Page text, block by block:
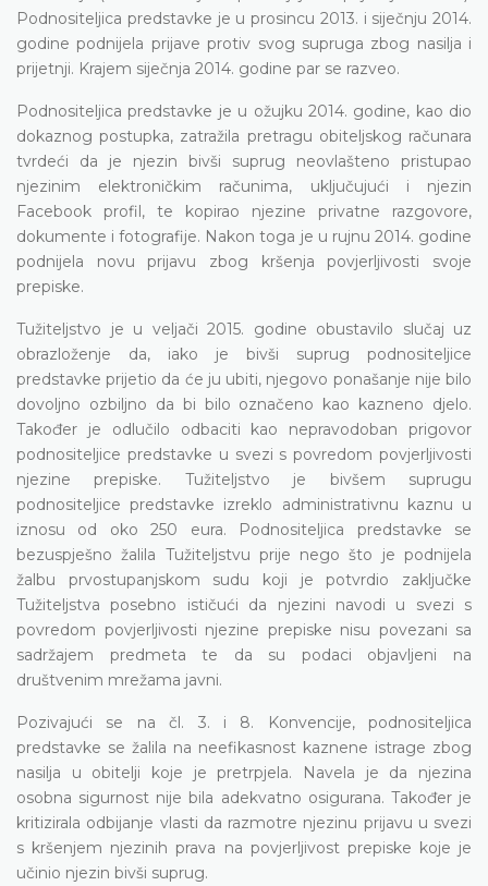
Podnositeljica predstavke je u prosincu 2013. i siječnju 2014.
godine podnijela prijave protiv svog supruga zbog nasilja i
prijetnji. Krajem siječnja 2014. godine par se razveo.
Podnositeljica predstavke je u ožujku 2014. godine, kao dio
dokaznog postupka, zatražila pretragu obiteljskog računara
tvrdeći da je njezin bivši suprug neovlašteno pristupao
njezinim elektroničkim računima, uključujući i njezin
Facebook profil, te kopirao njezine privatne razgovore,
dokumente i fotografije. Nakon toga je u rujnu 2014. godine
podnijela novu prijavu zbog kršenja povjerljivosti svoje
prepiske.
Tužiteljstvo je u veljači 2015. godine obustavilo slučaj uz
obrazloženje da, iako je bivši suprug podnositeljice
predstavke prijetio da će ju ubiti, njegovo ponašanje nije bilo
dovoljno ozbiljno da bi bilo označeno kao kazneno djelo.
Također je odlučilo odbaciti kao nepravodoban prigovor
podnositeljice predstavke u svezi s povredom povjerljivosti
njezine prepiske. Tužiteljstvo je bivšem suprugu
podnositeljice predstavke izreklo administrativnu kaznu u
iznosu od oko 250 eura. Podnositeljica predstavke se
bezuspješno žalila Tužiteljstvu prije nego što je podnijela
žalbu prvostupanjskom sudu koji je potvrdio zaključke
Tužiteljstva posebno ističući da njezini navodi u svezi s
povredom povjerljivosti njezine prepiske nisu povezani sa
sadržajem predmeta te da su podaci objavljeni na
društvenim mrežama javni.
Pozivajući se na čl. 3. i 8. Konvencije, podnositeljica
predstavke se žalila na neefikasnost kaznene istrage zbog
nasilja u obitelji koje je pretrpjela. Navela je da njezina
osobna sigurnost nije bila adekvatno osigurana. Također je
kritizirala odbijanje vlasti da razmotre njezinu prijavu u svezi
s kršenjem njezinih prava na povjerljivost prepiske koje je
učinio njezin bivši suprug.